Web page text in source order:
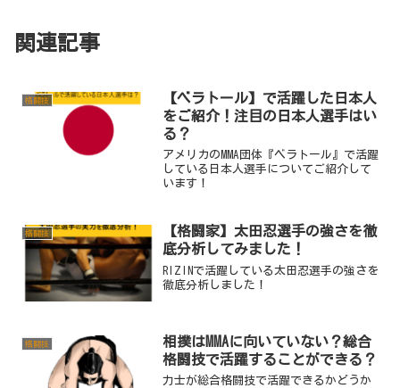
関連記事
格闘技
【ベラトール】で活躍した日本人
をご紹介！注目の日本人選手はい
る？
アメリカのMMA団体『ベラトール』で活躍
している日本人選手についてご紹介して
います！
格闘技
【格闘家】太田忍選手の強さを徹
底分析してみました！
RIZINで活躍している太田忍選手の強さを
徹底分析しました！
格闘技
相撲はMMAに向いていない？総合
格闘技で活躍することができる？
力士が総合格闘技で活躍できるかどうか